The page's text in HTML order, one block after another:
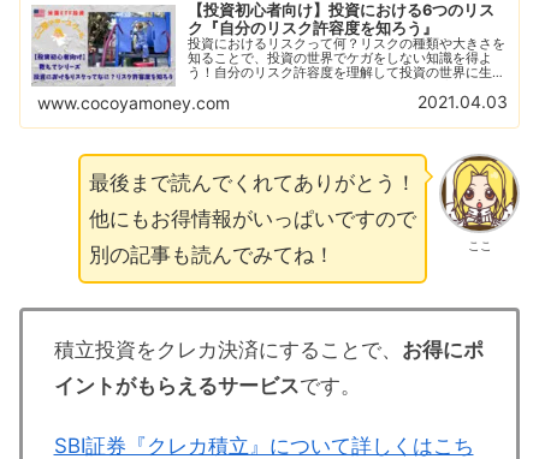
【投資初心者向け】投資における6つのリス
ク『自分のリスク許容度を知ろう』
投資におけるリスクって何？リスクの種類や大きさを
知ることで、投資の世界でケガをしない知識を得よ
う！自分のリスク許容度を理解して投資の世界に生き
クで投資できていますか？
www.cocoyamoney.com 2021.04.03
ここ
最後まで読んでくれてありがとう！
他にもお得情報がいっぱいですので
別の記事も読んでみてね！
積立投資をクレカ決済にすることで、 お得にポ
イントがもらえるサービスです。
SBI証券『クレカ積立』について詳しくはこち